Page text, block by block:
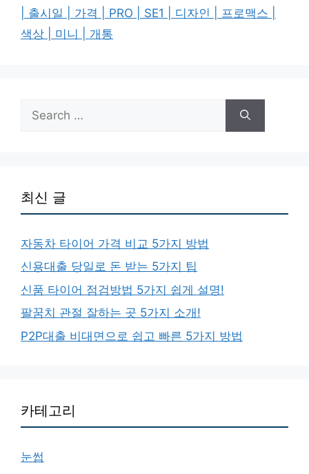
| 출시일 | 가격 | PRO | SE1 | 디자인 | 프로맥스 |
색상 | 미니 | 개통
for:
최신 글
자동차 타이어 가격 비교 5가지 방법
신용대출 당일로 돈 받는 5가지 팁
신품 타이어 점검방법 5가지 쉽게 설명!
팔꿈치 관절 잘하는 곳 5가지 소개!
P2P대출 비대면으로 쉽고 빠른 5가지 방법
카테고리
눈썹